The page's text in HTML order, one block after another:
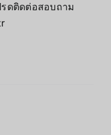
ดติดต่อสอบถาม